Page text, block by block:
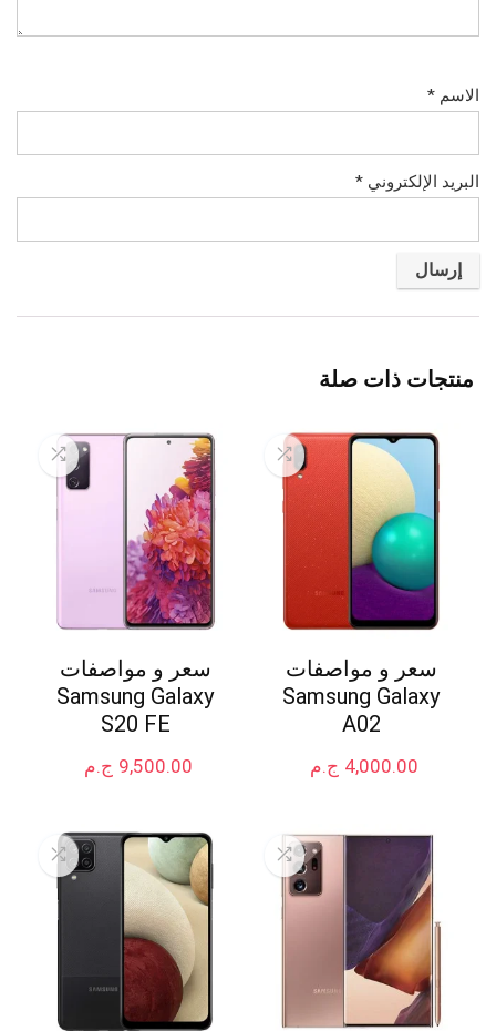
الاسم *
البريد الإلكتروني *
منتجات ذات صلة
سعر و مواصفات
Samsung Galaxy
A02
ج.م 4,000.00
سعر و مواصفات
Samsung Galaxy
S20 FE
ج.م 9,500.00